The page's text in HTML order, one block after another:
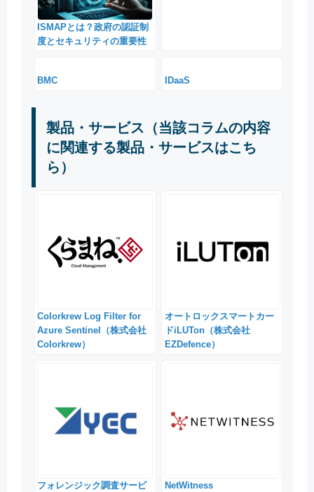
ISMAPとは？政府の認証制
度とセキュリティの重要性
BMC IDaaS
製品・サービス（当該コラムの内容
に関連する製品・サービスはこち
ら）
Colorkrew Log Filter for
Azure Sentinel（株式会社
Colorkrew）
オートロックスマートカー
ドiLUTon（株式会社
EZDefence）
フォレンジック調査サービ
NetWitness